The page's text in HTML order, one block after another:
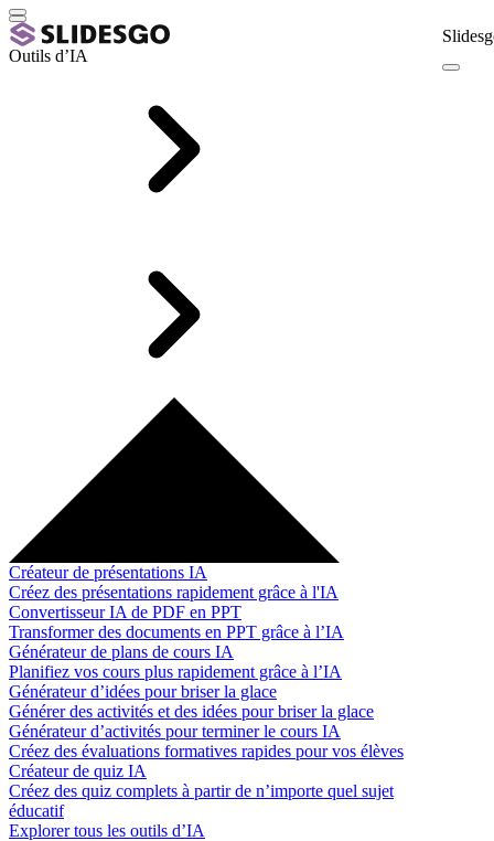
Outils d’IA
Créateur de présentations IA
Créez des présentations rapidement grâce à l'IA
Convertisseur IA de PDF en PPT
Transformer des documents en PPT grâce à l’IA
Générateur de plans de cours IA
Planifiez vos cours plus rapidement grâce à l’IA
Générateur d’idées pour briser la glace
Générer des activités et des idées pour briser la glace
Générateur d’activités pour terminer le cours IA
Créez des évaluations formatives rapides pour vos élèves
Créateur de quiz IA
Créez des quiz complets à partir de n’importe quel sujet
éducatif
Explorer tous les outils d’IA